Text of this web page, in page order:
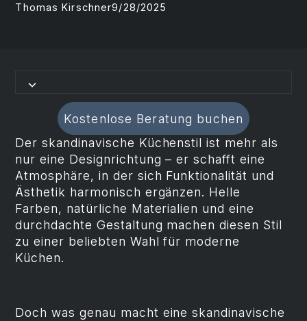
Thomas Kirschner9/28/2025
Der skandinavische Küchenstil ist mehr als
nur eine Designrichtung – er schafft eine
Atmosphäre, in der sich Funktionalität und
Ästhetik harmonisch ergänzen. Helle
Farben, natürliche Materialien und eine
durchdachte Gestaltung machen diesen Stil
zu einer beliebten Wahl für moderne
Küchen.
Doch was genau macht eine skandinavische
Kostenlose Beratung buchen